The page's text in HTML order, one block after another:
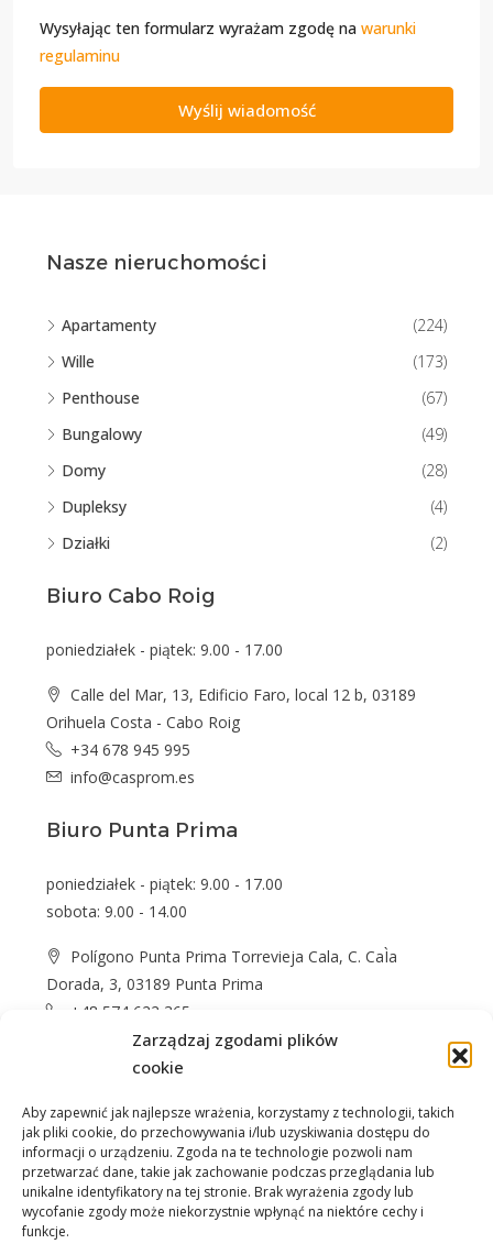
Zarządzaj zgodami plików
cookie
Aby zapewnić jak najlepsze wrażenia, korzystamy z technologii, takich
jak pliki cookie, do przechowywania i/lub uzyskiwania dostępu do
informacji o urządzeniu. Zgoda na te technologie pozwoli nam
przetwarzać dane, takie jak zachowanie podczas przeglądania lub
unikalne identyfikatory na tej stronie. Brak wyrażenia zgody lub
wycofanie zgody może niekorzystnie wpłynąć na niektóre cechy i
funkcje.
Wysyłając ten formularz wyrażam zgodę na warunki
regulaminu
Wyślij wiadomość
Nasze nieruchomości
Apartamenty
(224)
Wille
(173)
Penthouse
(67)
Bungalowy
(49)
Domy
(28)
Dupleksy
(4)
Działki
(2)
Biuro Cabo Roig
poniedziałek - piątek: 9.00 - 17.00
Calle del Mar, 13, Edificio Faro, local 12 b, 03189
Orihuela Costa - Cabo Roig
+34 678 945 995
info@casprom.es
Biuro Punta Prima
poniedziałek - piątek: 9.00 - 17.00
sobota: 9.00 - 14.00
Polígono Punta Prima Torrevieja Cala, C. CaÌa
Dorada, 3, 03189 Punta Prima
+48 574 622 365
info@casprom.es
Nieruchomości O Nas Jak kupić Okolica